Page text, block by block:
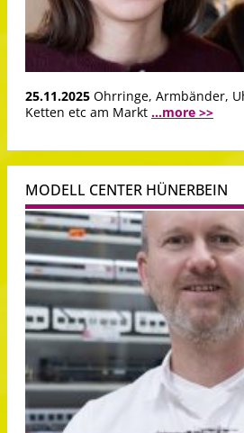
25.11.2025 Ohrringe, Armbänder,
Ketten etc am Markt ...more >>
MODELL CENTER HÜNERBEIN